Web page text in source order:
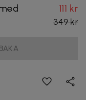
111 kr
349 kr